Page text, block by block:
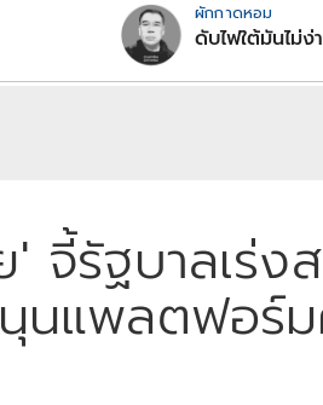
ผักกาดหอม
ดับไฟใต้มันไม่ง่
' จี้รัฐบาลเร่ง
นแพลตฟอร์